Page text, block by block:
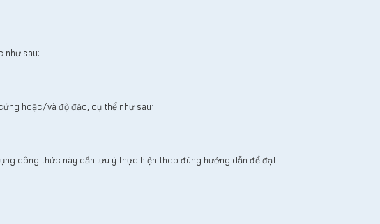
như sau:
hoặc/và độ đặc, cụ thể như sau:
công thức này cần lưu ý thực hiện theo đúng hướng dẫn để đạt